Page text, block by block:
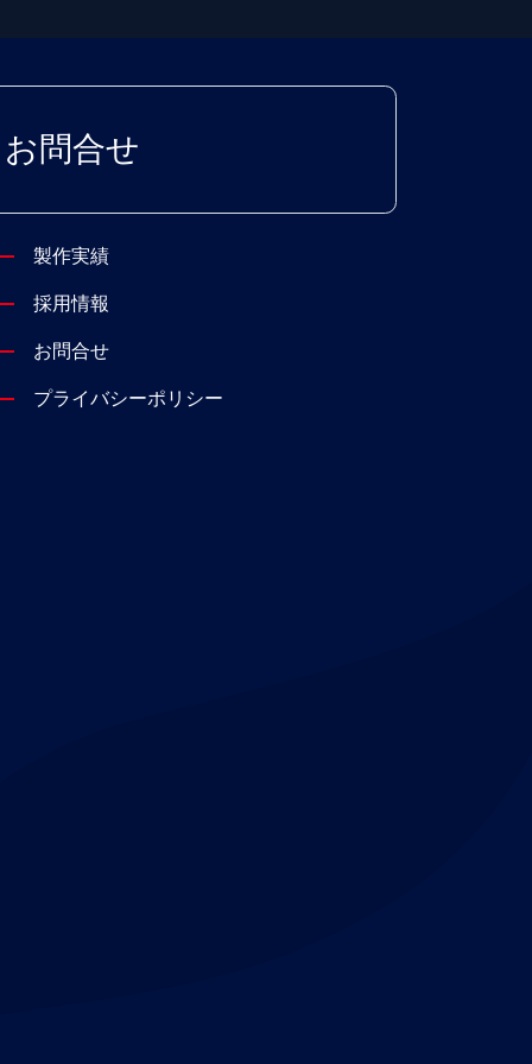
お問合せ
製作実績
採用情報
お問合せ
プライバシーポリシー